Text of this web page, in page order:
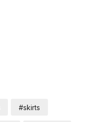
#skirts